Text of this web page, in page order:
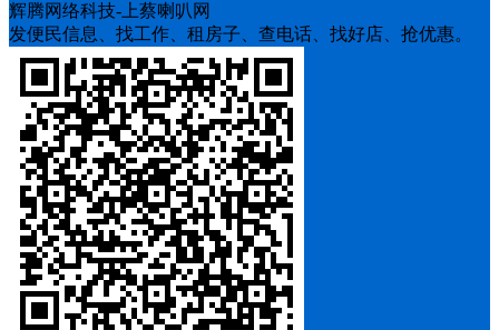
辉腾网络科技-上蔡喇叭网
发便民信息、找工作、租房子、查电话、找好店、抢优惠。